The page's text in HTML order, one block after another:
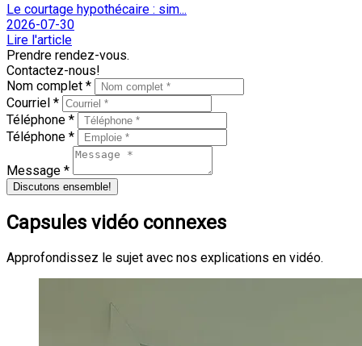
Le courtage hypothécaire : sim...
2026-07-30
Lire l'article
Prendre rendez-vous.
Contactez-nous!
Nom complet *
Courriel *
Téléphone *
Téléphone *
Message *
Discutons ensemble!
Capsules vidéo connexes
Approfondissez le sujet avec nos explications en vidéo.